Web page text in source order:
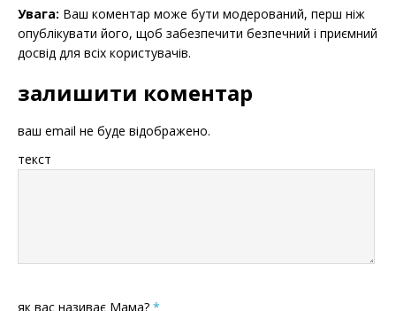
Увага: Ваш коментар може бути модерований, перш ніж
опублікувати його, щоб забезпечити безпечний і приємний
досвід для всіх користувачів.
залишити коментар
ваш email не буде відображено.
текст
як вас називає Мама? *